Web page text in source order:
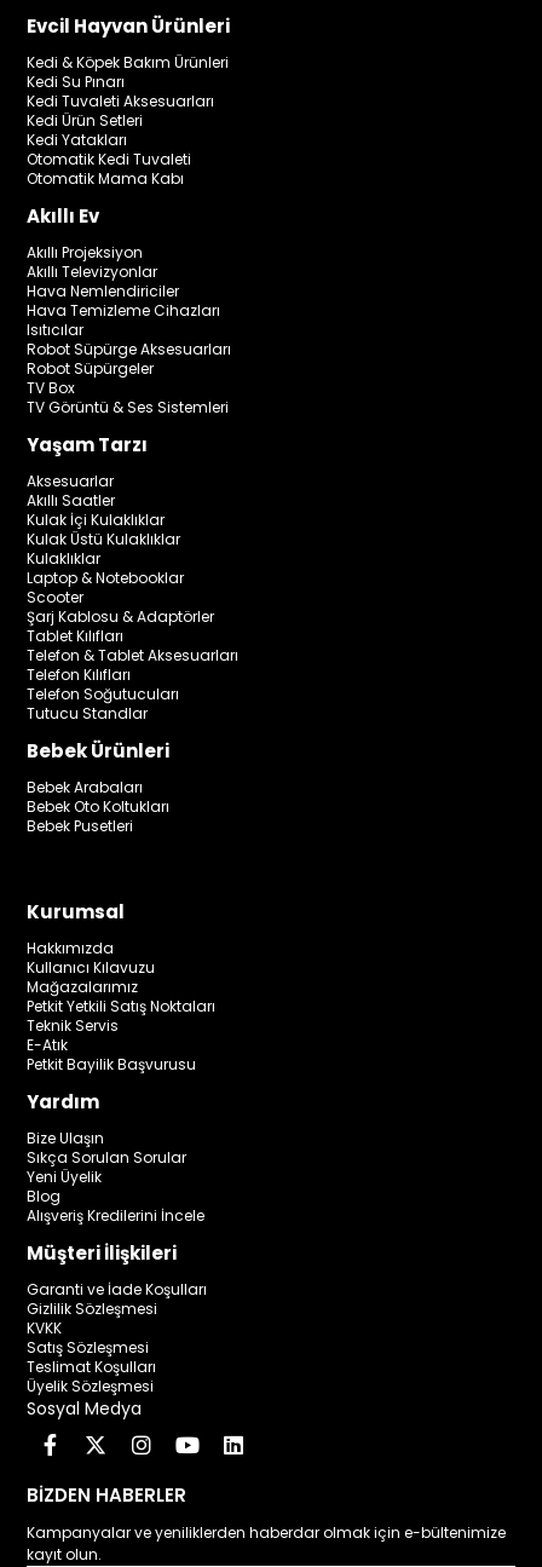
Evcil Hayvan Ürünleri
Kedi & Köpek Bakım Ürünleri
Kedi Su Pınarı
Kedi Tuvaleti Aksesuarları
Kedi Ürün Setleri
Kedi Yatakları
Otomatik Kedi Tuvaleti
Otomatik Mama Kabı
Akıllı Ev
Akıllı Projeksiyon
Akıllı Televizyonlar
Hava Nemlendiriciler
Hava Temizleme Cihazları
Isıtıcılar
Robot Süpürge Aksesuarları
Robot Süpürgeler
TV Box
TV Görüntü & Ses Sistemleri
Yaşam Tarzı
Aksesuarlar
Akıllı Saatler
Kulak İçi Kulaklıklar
Kulak Üstü Kulaklıklar
Kulaklıklar
Laptop & Notebooklar
Scooter
Şarj Kablosu & Adaptörler
Tablet Kılıfları
Telefon & Tablet Aksesuarları
Telefon Kılıfları
Telefon Soğutucuları
Tutucu Standlar
Bebek Ürünleri
Bebek Arabaları
Bebek Oto Koltukları
Bebek Pusetleri
Kurumsal
Hakkımızda
Kullanıcı Kılavuzu
Mağazalarımız
Petkit Yetkili Satış Noktaları
Teknik Servis
E-Atık
Petkit Bayilik Başvurusu
Yardım
Bize Ulaşın
Sıkça Sorulan Sorular
Yeni Üyelik
Blog
Alışveriş Kredilerini İncele
Müşteri İlişkileri
Garanti ve İade Koşulları
Gizlilik Sözleşmesi
KVKK
Satış Sözleşmesi
Teslimat Koşulları
Üyelik Sözleşmesi
Sosyal Medya
BİZDEN HABERLER
Kampanyalar ve yeniliklerden haberdar olmak için e-bültenimize
kayıt olun.